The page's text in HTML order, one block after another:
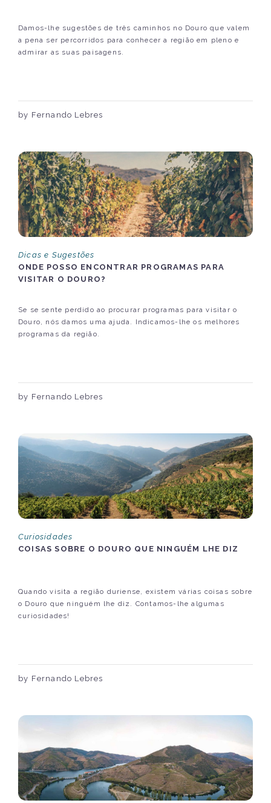
Damos-lhe sugestões de três caminhos no Douro que valem
a pena ser percorridos para conhecer a região em pleno e
admirar as suas paisagens.
by Fernando Lebres
Dicas e Sugestões
ONDE POSSO ENCONTRAR PROGRAMAS PARA
VISITAR O DOURO?
Se se sente perdido ao procurar programas para visitar o
Douro, nós damos uma ajuda. Indicamos-lhe os melhores
programas da região.
by Fernando Lebres
Curiosidades
COISAS SOBRE O DOURO QUE NINGUÉM LHE DIZ
Quando visita a região duriense, existem várias coisas sobre
o Douro que ninguém lhe diz. Contamos-lhe algumas
curiosidades!
by Fernando Lebres